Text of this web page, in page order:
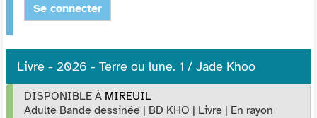
Se connecter
Livre - 2026 - Terre ou lune. 1 / Jade Khoo
DISPONIBLE À MIREUIL
Adulte Bande dessinée | BD KHO | Livre | En rayon